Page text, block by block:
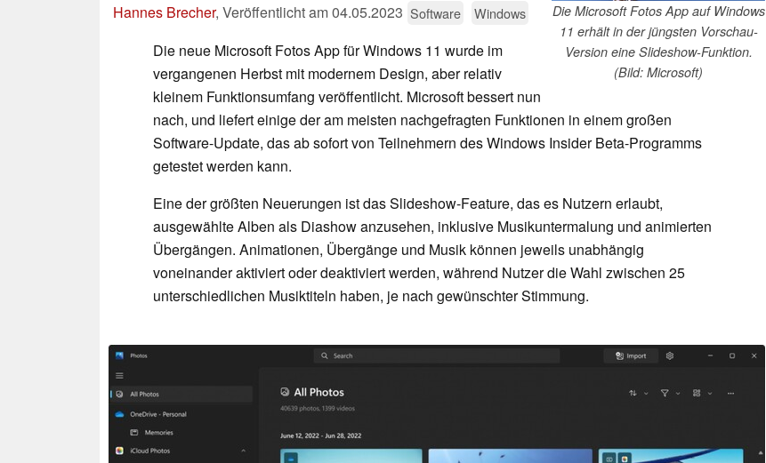
Die Microsoft Fotos App auf Windows
11 erhält in der jüngsten Vorschau-
Version eine Slideshow-Funktion.
(Bild: Microsoft)
Hannes Brecher, Veröffentlicht am04.05.2023 Software Windows
Die neue Microsoft Fotos App für Windows 11 wurde im
vergangenen Herbst mit modernem Design, aber relativ
kleinem Funktionsumfang veröffentlicht. Microsoft bessert nun
nach, und liefert einige der am meisten nachgefragten Funktionen in einem großen
Software-Update, das ab sofort von Teilnehmern des Windows Insider Beta-Programms
getestet werden kann.
Eine der größten Neuerungen ist das Slideshow-Feature, das es Nutzern erlaubt,
ausgewählte Alben als Diashow anzusehen, inklusive Musikuntermalung und animierten
Übergängen. Animationen, Übergänge und Musik können jeweils unabhängig
voneinander aktiviert oder deaktiviert werden, während Nutzer die Wahl zwischen 25
unterschiedlichen Musiktiteln haben, je nach gewünschter Stimmung.